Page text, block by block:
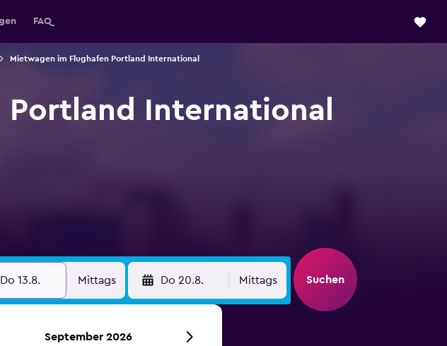
FAQ
Mietwagen im Flughafen Portland International
International
Do 13.8. Mittags Do 20.8. Mittags Suchen
September 2026